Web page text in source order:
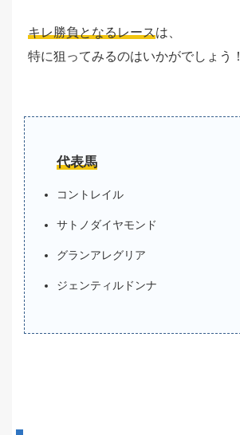
キレ勝負となるレースは、
特に狙ってみるのはいかがでしょう！
代表馬
コントレイル
サトノダイヤモンド
グランアレグリア
ジェンティルドンナ